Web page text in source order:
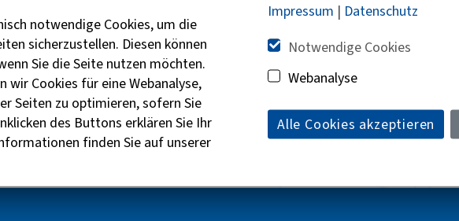
Would you like to share the article?
Select your favorite channel and click on it to share
Share on Facebook Instagram
notwendige Cookies, um die
sicherzustellen. Diesen können
Sie die Seite nutzen möchten.
wir Cookies für eine Webanalyse,
Seiten zu optimieren, sofern Sie
des Buttons erklären Sie Ihr
finden Sie auf unserer
Impressum | Datenschutz
Notwendige Cookies
Webanalyse
Alle Cookies akzeptieren